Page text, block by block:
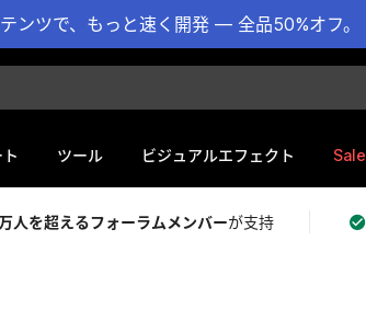
ンツで、もっと速く開発 — 全品50%オフ。
ツール ビジュアルエフェクト Sale
人を超えるフォーラムメンバーが支持